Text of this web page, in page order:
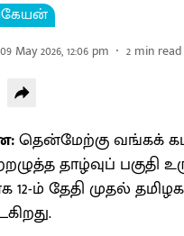
09 May 2026, 12:06 pm 2 min read
தென்மேற்கு வங்கக்
தாழ்வுப் பகுதி
12-ம் தேதி முதல்